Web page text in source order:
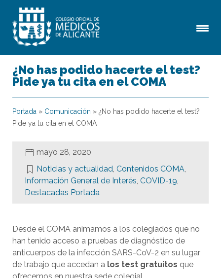
¿No has podido hacerte el test?
Pide ya tu cita en el COMA
Portada » Comunicación » ¿No has podido hacerte el test?
Pide ya tu cita en el COMA
mayo 28, 2020
Noticias y actualidad, Contenidos COMA,
Información General de Interés, COVID-19,
Destacadas Portada
Desde el COMA animamos a los colegiados que no
han tenido acceso a pruebas de diagnóstico de
anticuerpos de la infección SARS-CoV-2 en su lugar
de trabajo que accedan a los test gratuitos que